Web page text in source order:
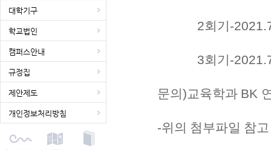
대학기구
학교법인
캠퍼스안내
규정집
제안제도
개인정보처리방침
2회기 -
3회기 -
문의)교육학과 BK
-위의 첨부파일 참고